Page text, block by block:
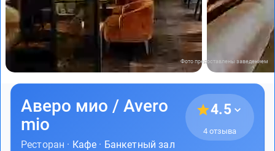
Фото предоставлены заведением
Аверо мио / Avero
mio
Ресторан · Кафе · Банкетный зал
4.5
4 отзыва